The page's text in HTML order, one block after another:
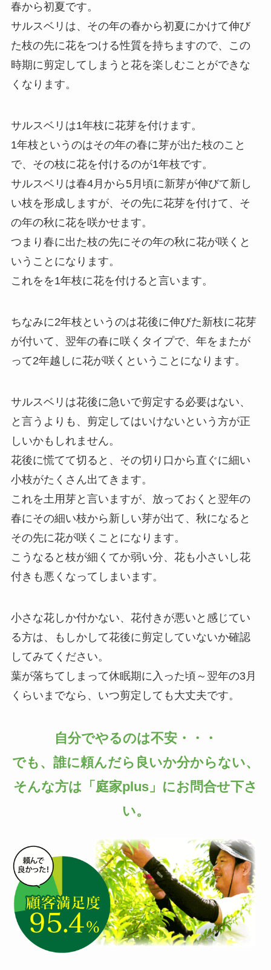
春から初夏です。
サルスベリは、その年の春から初夏にかけて伸び
た枝の先に花をつける性質を持ちますので、この
時期に剪定してしまうと花を楽しむことができな
くなります。
サルスベリは1年枝に花芽を付けます。
1年枝というのはその年の春に芽が出た枝のこと
で、その枝に花を付けるのが1年枝です。
サルスベリは春4月から5月頃に新芽が伸びて新し
い枝を形成しますが、その先に花芽を付けて、そ
の年の秋に花を咲かせます。
つまり春に出た枝の先にその年の秋に花が咲くと
いうことになります。
これをを1年枝に花を付けると言います。
ちなみに2年枝というのは花後に伸びた新枝に花芽
が付いて、翌年の春に咲くタイプで、年をまたが
って2年越しに花が咲くということになります。
サルスベリは花後に急いで剪定する必要はない、
と言うよりも、剪定してはいけないという方が正
しいかもしれません。
花後に慌てて切ると、その切り口から直ぐに細い
小枝がたくさん出てきます。
これを土用芽と言いますが、放っておくと翌年の
春にその細い枝から新しい芽が出て、秋になると
その先に花が咲くことになります。
こうなると枝が細くてか弱い分、花も小さいし花
付きも悪くなってしまいます。
小さな花しか付かない、花付きが悪いと感じてい
る方は、もしかして花後に剪定していないか確認
してみてください。
葉が落ちてしまって休眠期に入った頃～翌年の3月
くらいまでなら、いつ剪定しても大丈夫です。
自分でやるのは不安・・・
でも、誰に頼んだら良いか分からない、
そんな方は「庭家plus」にお問合せ下さ
い。